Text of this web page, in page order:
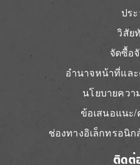
ปร
วิสัย
จัดซื้อ
อำนาจหน้าที่แล
นโยบายควา
ข้อเสนอแนะ
ช่องทางอิเล็กทรอนิ
ติดต่